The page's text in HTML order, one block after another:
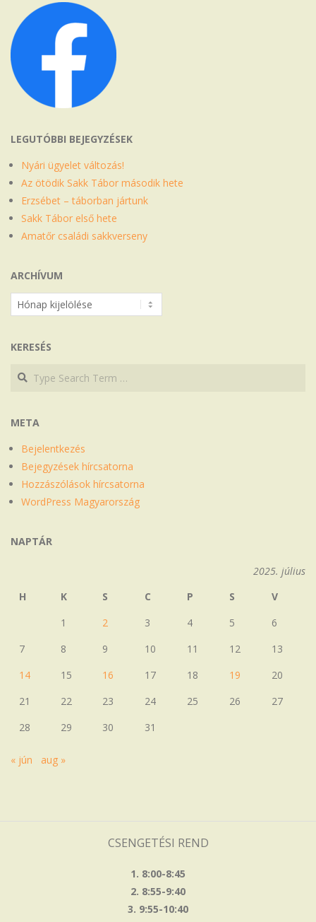
LEGUTÓBBI BEJEGYZÉSEK
Nyári ügyelet változás!
Az ötödik Sakk Tábor második hete
Erzsébet – táborban jártunk
Sakk Tábor első hete
Amatőr családi sakkverseny
ARCHÍVUM
Archívum
KERESÉS
Search
Search
META
Bejelentkezés
Bejegyzések hírcsatorna
Hozzászólások hírcsatorna
WordPress Magyarország
NAPTÁR
2025. július
H
K S C P S
V
1
2 3 4 5
6
7
8 9 10 11 12
13
14
15 16 17 18 19
20
21
22 23 24 25 26
27
28
29 30 31
« jún aug »
CSENGETÉSI REND
1. 8:00-8:45
2. 8:55-9:40
3. 9:55-10:40